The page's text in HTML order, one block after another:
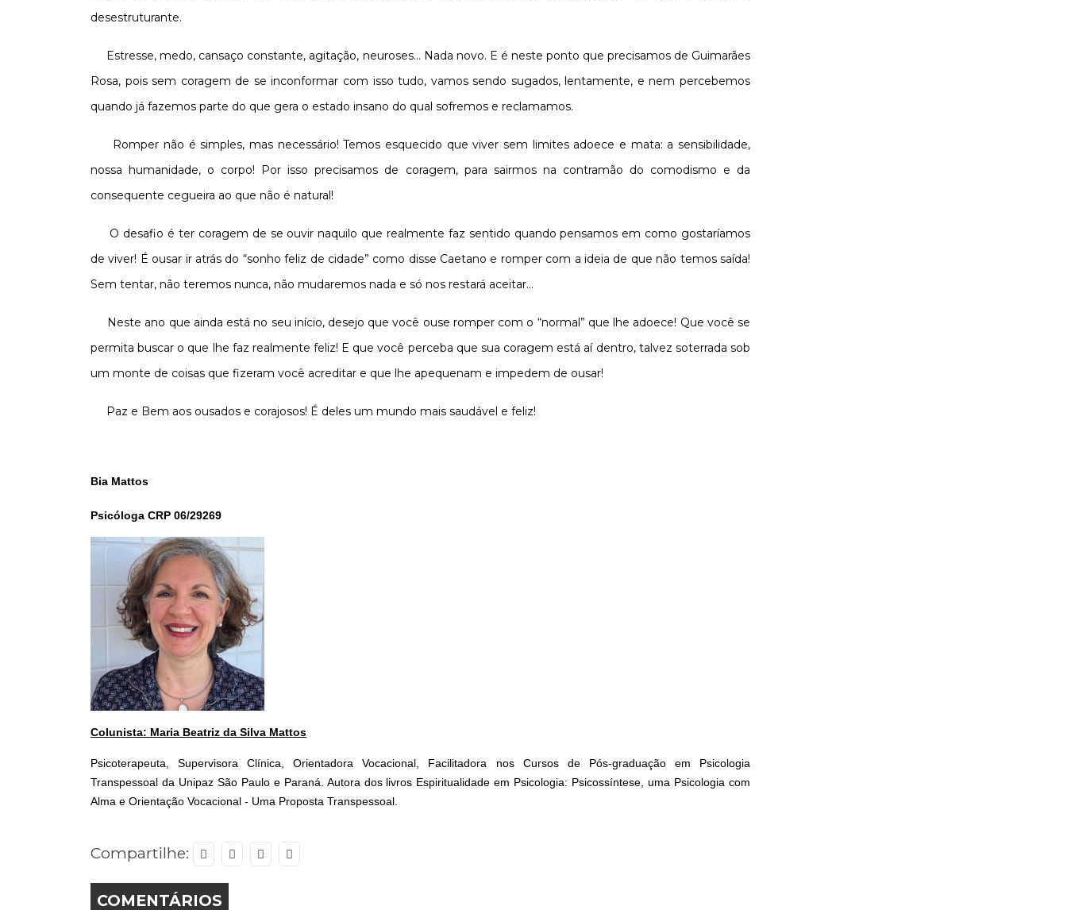
desestruturante.
Estresse, medo, cansaço constante, agitação, neuroses... Nada novo. E é neste ponto que precisamos de Guimarães
Rosa, pois sem coragem de se inconformar com isso tudo, vamos sendo sugados, lentamente, e nem percebemos
quando já fazemos parte do que gera o estado insano do qual sofremos e reclamamos.
Romper não é simples, mas necessário! Temos esquecido que viver sem limites adoece e mata: a sensibilidade,
nossa humanidade, o corpo! Por isso precisamos de coragem, para sairmos na contramão do comodismo e da
consequente cegueira ao que não é natural!
O desafio é ter coragem de se ouvir naquilo que realmente faz sentido quando pensamos em como gostaríamos
de viver! É ousar ir atrás do “sonho feliz de cidade” como disse Caetano e romper com a ideia de que não temos saída!
Sem tentar, não teremos nunca, não mudaremos nada e só nos restará aceitar...
Neste ano que ainda está no seu início, desejo que você ouse romper com o “normal” que lhe adoece! Que você se
permita buscar o que lhe faz realmente feliz! E que você perceba que sua coragem está aí dentro, talvez soterrada sob
um monte de coisas que fizeram você acreditar e que lhe apequenam e impedem de ousar!
Paz e Bem aos ousados e corajosos! É deles um mundo mais saudável e feliz!
Bia Mattos
Psicóloga CRP 06/29269
Colunista: Maria Beatriz da Silva Mattos
Psicoterapeuta, Supervisora Clínica, Orientadora Vocacional, Facilitadora nos Cursos de Pós-graduação em Psicologia
Transpessoal da Unipaz São Paulo e Paraná. Autora dos livros Espiritualidade em Psicologia: Psicossíntese, uma Psicologia com
Alma e Orientação Vocacional - Uma Proposta Transpessoal.
Compartilhe:
COMENTÁRIOS